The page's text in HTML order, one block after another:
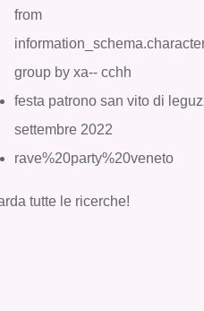
from
group by xa-- cchh
festa patrono san vito di
settembre 2022
rave%20party%20veneto
tutte le ricerche!